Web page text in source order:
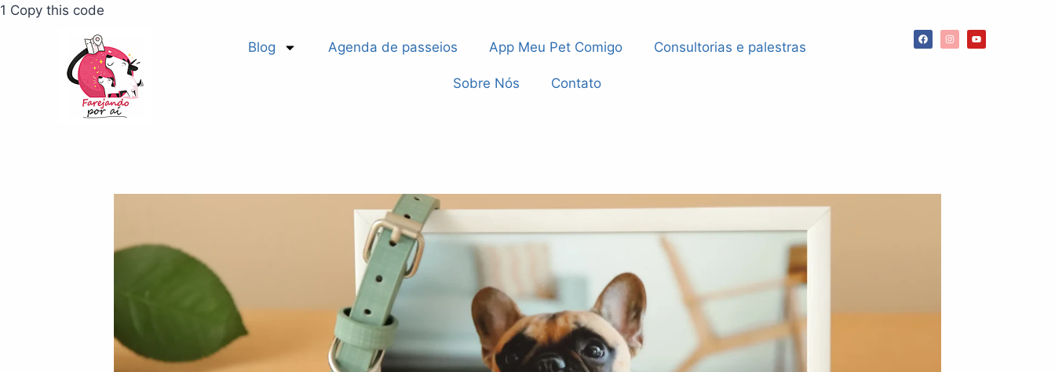
1 Copy this code
Blog Agenda de passeios App Meu Pet Comigo Consultorias e palestras
Sobre Nós Contato